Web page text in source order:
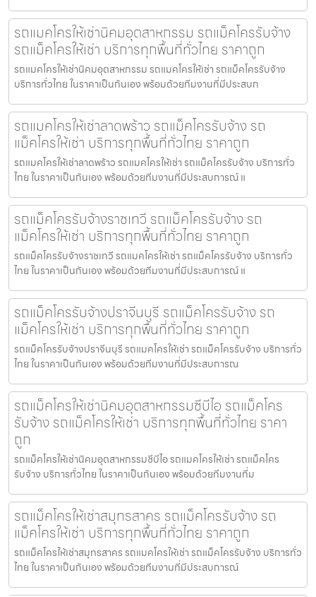
รถแมคโครให้เช่านิคมอุตสาหกรรม รถแม็คโครรับจ้าง
รถแม็คโครให้เช่า บริการทุกพื้นที่ทั่วไทย ราคาถูก
รถแมคโครให้เช่านิคมอุตสาหกรรม รถแมคโครให้เช่า รถแม็คโครรับจ้าง
บริการทั่วไทย ในราคาเป็นกันเอง พร้อมด้วยทีมงานที่มีประสบก
รถแมคโครให้เช่าลาดพร้าว รถแม็คโครรับจ้าง รถ
แม็คโครให้เช่า บริการทุกพื้นที่ทั่วไทย ราคาถูก
รถแมคโครให้เช่าลาดพร้าว รถแมคโครให้เช่า รถแม็คโครรับจ้าง บริการทั่ว
ไทย ในราคาเป็นกันเอง พร้อมด้วยทีมงานที่มีประสบการณ์ แ
รถแม็คโครรับจ้างราชเทวี รถแม็คโครรับจ้าง รถ
แม็คโครให้เช่า บริการทุกพื้นที่ทั่วไทย ราคาถูก
รถแม็คโครรับจ้างราชเทวี รถแมคโครให้เช่า รถแม็คโครรับจ้าง บริการทั่ว
ไทย ในราคาเป็นกันเอง พร้อมด้วยทีมงานที่มีประสบการณ์ แ
รถแม็คโครรับจ้างปราจีนบุรี รถแม็คโครรับจ้าง รถ
แม็คโครให้เช่า บริการทุกพื้นที่ทั่วไทย ราคาถูก
รถแม็คโครรับจ้างปราจีนบุรี รถแมคโครให้เช่า รถแม็คโครรับจ้าง บริการทั่ว
ไทย ในราคาเป็นกันเอง พร้อมด้วยทีมงานที่มีประสบการณ
รถแม็คโครให้เช่านิคมอุตสาหกรรมซีบีไอ รถแม็คโคร
รับจ้าง รถแม็คโครให้เช่า บริการทุกพื้นที่ทั่วไทย ราคา
ถูก
รถแม็คโครให้เช่านิคมอุตสาหกรรมซีบีไอ รถแมคโครให้เช่า รถแม็คโคร
รับจ้าง บริการทั่วไทย ในราคาเป็นกันเอง พร้อมด้วยทีมงานที่ม
รถแม็คโครให้เช่าสมุทรสาคร รถแม็คโครรับจ้าง รถ
แม็คโครให้เช่า บริการทุกพื้นที่ทั่วไทย ราคาถูก
รถแม็คโครให้เช่าสมุทรสาคร รถแมคโครให้เช่า รถแม็คโครรับจ้าง บริการทั่ว
ไทย ในราคาเป็นกันเอง พร้อมด้วยทีมงานที่มีประสบการณ์